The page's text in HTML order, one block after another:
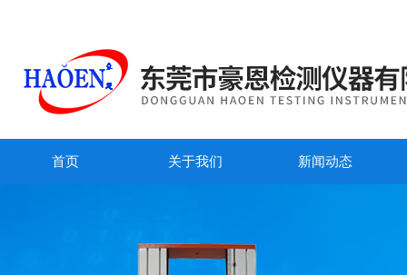
首页 关于我们 新闻动态